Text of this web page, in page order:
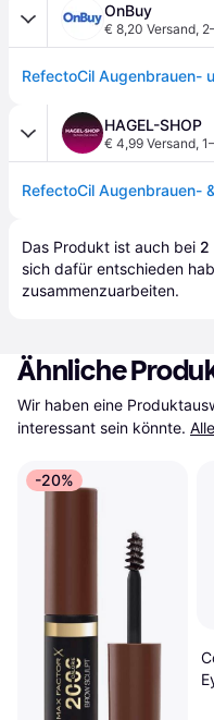
OnBuy
€ 8,20 Versand,
HAGEL-SHOP
€ 4,99 Versand,
Das Produkt ist auch bei 2
sich dafür entschieden
zusammenzuarbeiten.
Ähnliche
Wir haben eine
interessant sein könnte.
-20%